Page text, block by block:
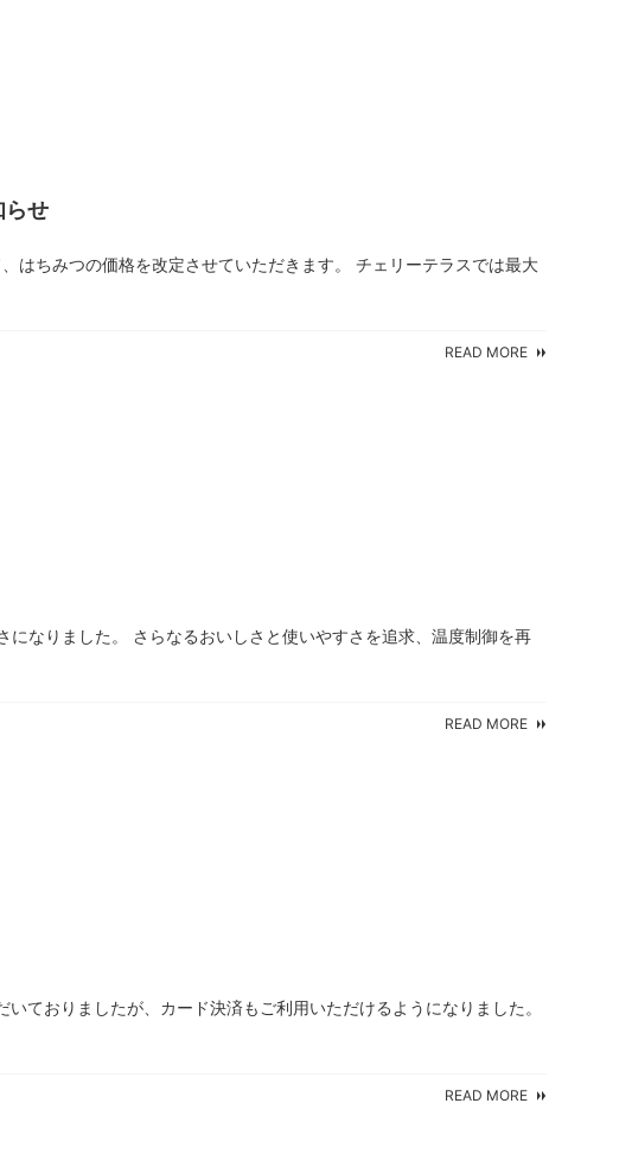
らせ
はちみつの価格を改定させていただきます。 チェリーテラスでは最大
READ MORE
なりました。 さらなるおいしさと使いやすさを追求、温度制御を再
READ MORE
ておりましたが、カード決済もご利用いただけるようになりました。
READ MORE